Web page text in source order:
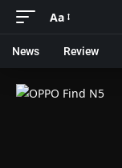
Aa
News Review